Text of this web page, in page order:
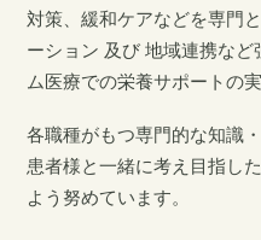
対策、緩和ケアなどを専門
ーション 及び 地域連携な
ム医療での栄養サポートの
各職種がもつ専門的な知識
患者様と一緒に考え目指し
よう努めています。